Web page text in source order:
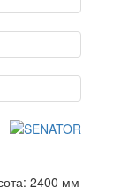
2400 мм